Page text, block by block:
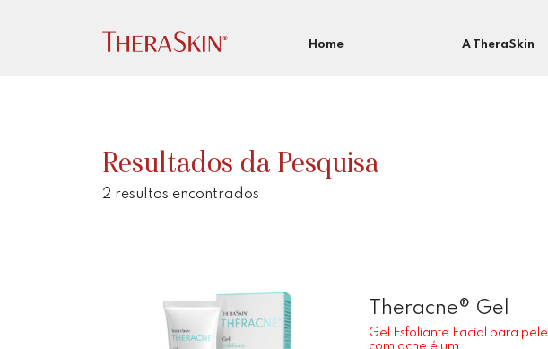
Home A TheraSkin
Resultados da Pesquisa
2 resultos encontrados
Theracne® Gel
Gel Esfoliante Facial para pele
com acne é um